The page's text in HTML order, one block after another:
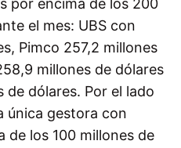
por encima de los 200
el mes: UBS con
Pimco 257,2 millones
millones de dólares
de dólares. Por el lado
única gestora con
de los 100 millones de